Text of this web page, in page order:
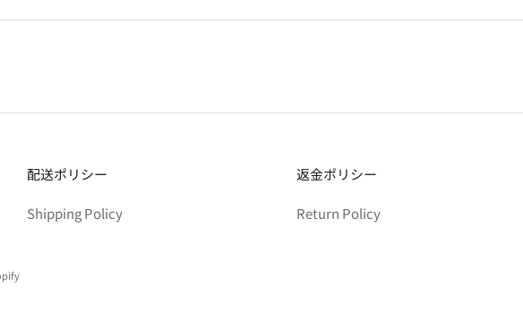
配送ポリシー
Shipping Policy
返金ポリシー
Return Policy